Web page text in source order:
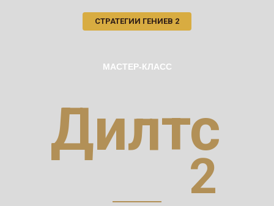
СТРАТЕГИИ ГЕНИЕВ 2
МАСТЕР-КЛАСС
Дилтс
2